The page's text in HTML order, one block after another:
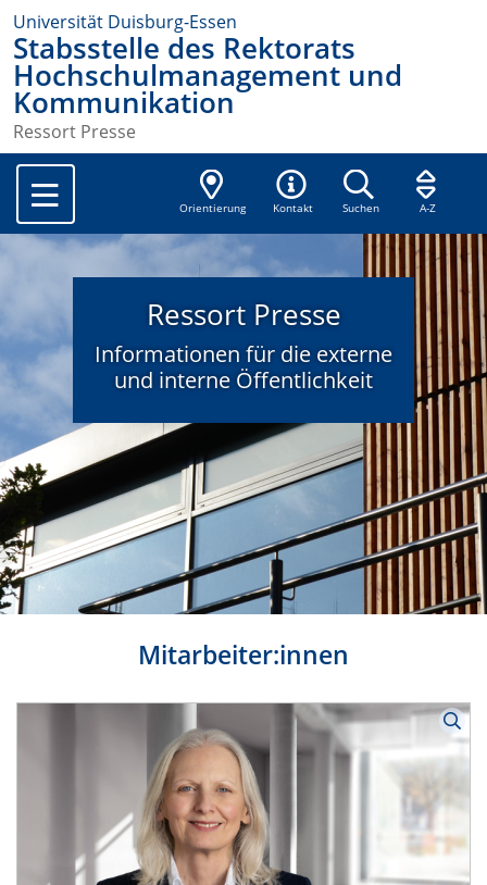
Universität Duisburg-Essen
Stabsstelle des Rektorats
Hochschulmanagement und
Kommunikation
Ressort Presse
Orientierung Kontakt Suchen A-Z
Ressort Presse
Informationen für die externe
und interne Öffentlichkeit
Mitarbeiter:innen